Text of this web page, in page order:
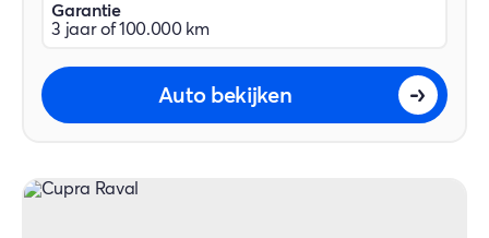
Garantie
3 jaar of 100.000 km
Auto bekijken